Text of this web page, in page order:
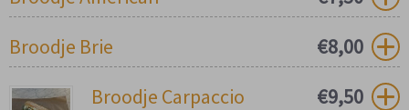
Broodje Brie
€8,00
Broodje Carpaccio
€9,50